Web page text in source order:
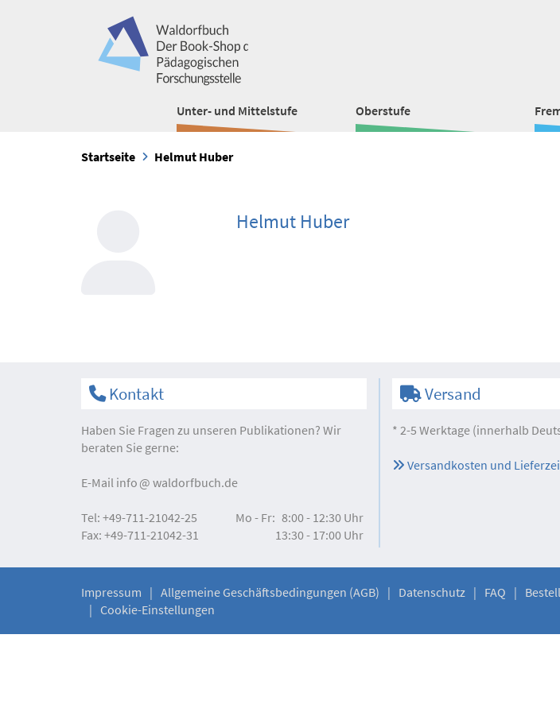
Unter- und Mittelstufe Oberstufe
Startseite Helmut Huber
Helmut Huber
Kontakt
Haben Sie Fragen zu unseren Publikationen? Wir
beraten Sie gerne:
E-Mail info waldorfbuch.de
Tel: +49-711-21042-25
Fax: +49-711-21042-31
Mo - Fr: 8:00 - 12:30 Uhr
13:30 - 17:00 Uhr
Versand
* 2-5 Werktage (innerhalb
Versandkosten und
Impressum Allgemeine Geschäftsbedingungen (AGB) Datenschutz FAQ
Cookie-Einstellungen